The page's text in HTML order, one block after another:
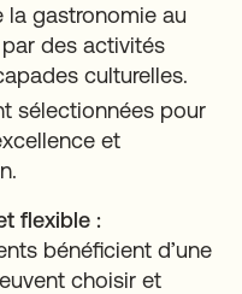
la gastronomie au
des activités
culturelles.
sélectionnées pour
et
flexible :
bénéficient d’une
choisir et